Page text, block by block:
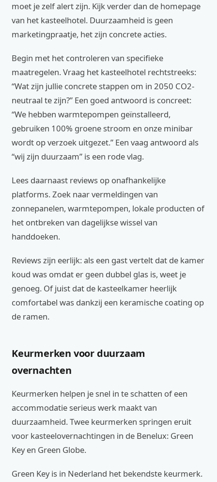
moet je zelf alert zijn. Kijk verder dan de homepage
van het kasteelhotel. Duurzaamheid is geen
marketingpraatje, het zijn concrete acties.
Begin met het controleren van specifieke
maatregelen. Vraag het kasteelhotel rechtstreeks:
“Wat zijn jullie concrete stappen om in 2050 CO2-
neutraal te zijn?” Een goed antwoord is concreet:
“We hebben warmtepompen geïnstalleerd,
gebruiken 100% groene stroom en onze minibar
wordt op verzoek uitgezet.” Een vaag antwoord als
“wij zijn duurzaam” is een rode vlag.
Lees daarnaast reviews op onafhankelijke
platforms. Zoek naar vermeldingen van
zonnepanelen, warmtepompen, lokale producten of
het ontbreken van dagelijkse wissel van
handdoeken.
Reviews zijn eerlijk: als een gast vertelt dat de kamer
koud was omdat er geen dubbel glas is, weet je
genoeg. Of juist dat de kasteelkamer heerlijk
comfortabel was dankzij een keramische coating op
de ramen.
Keurmerken voor duurzaam
overnachten
Keurmerken helpen je snel in te schatten of een
accommodatie serieus werk maakt van
duurzaamheid. Twee keurmerken springen eruit
voor kasteelovernachtingen in de Benelux: Green
Key en Green Globe.
Green Key is in Nederland het bekendste keurmerk.